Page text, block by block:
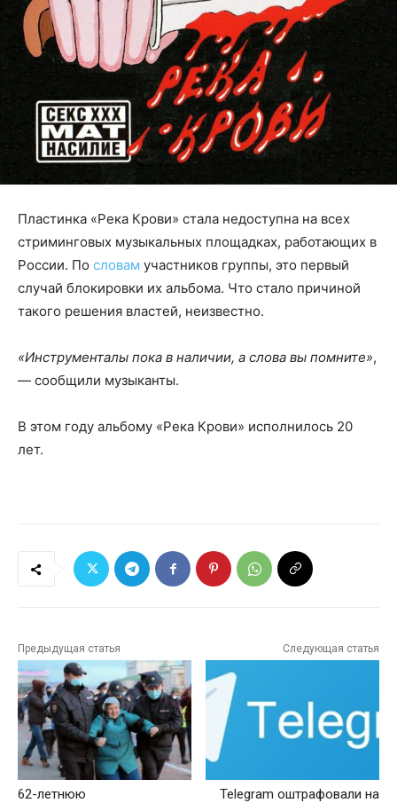
Пластинка «Река Крови» стала недоступна на всех
стриминговых музыкальных площадках, работающих в
России. По словам участников группы, это первый
случай блокировки их альбома. Что стало причиной
такого решения властей, неизвестно.
«Инструменталы пока в наличии, а слова вы помните»,
— сообщили музыканты.
В этом году альбому «Река Крови» исполнилось 20
лет.
Предыдущая статья
62-летнюю
Следующая статья
Telegram оштрафовали на